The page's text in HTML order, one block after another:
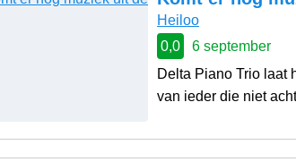
Heiloo
0,0
6 september
Delta Piano Trio laat
van ieder die niet